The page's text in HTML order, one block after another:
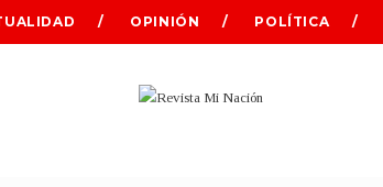
OPINIÓN POLÍTICA